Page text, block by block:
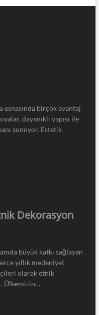
esnasında birçok avantaj
dayanıklı yapısı ile
sunuyor. Estetik
Dekorasyon
büyük katkı sağlayan
yıllık medeniyet
olarak etnik
Ülkemizin…